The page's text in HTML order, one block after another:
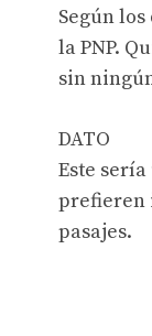
Según
la PNP.
sin
DATO
Este
prefieren
pasajes.